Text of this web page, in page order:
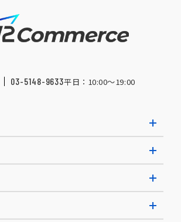
03-5148-9633平日：10:00〜19:00
Repeat
BtoB